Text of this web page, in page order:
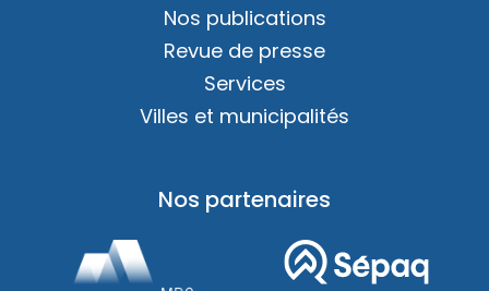
Nos publications
Revue de presse
Services
Villes et municipalités
Nos partenaires